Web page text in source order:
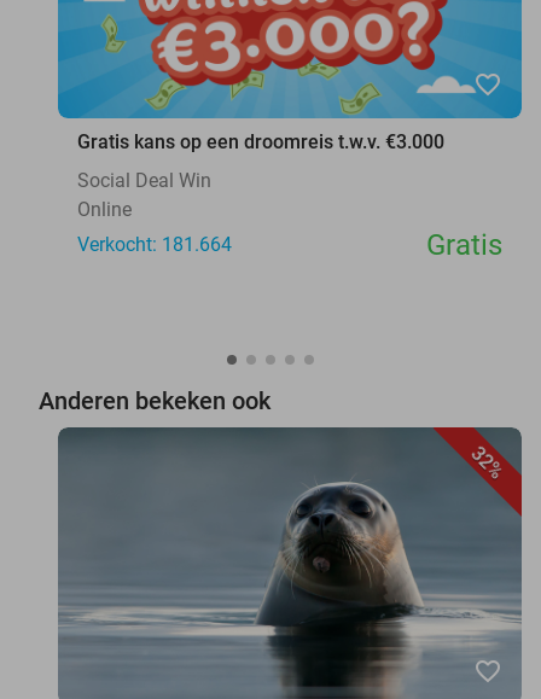
favorite_border
Gratis kans op een droomreis t.w.v. €3.000
Social Deal Win
Online
Verkocht: 181.664
Gratis
Anderen bekeken ook
32%
favorite_border